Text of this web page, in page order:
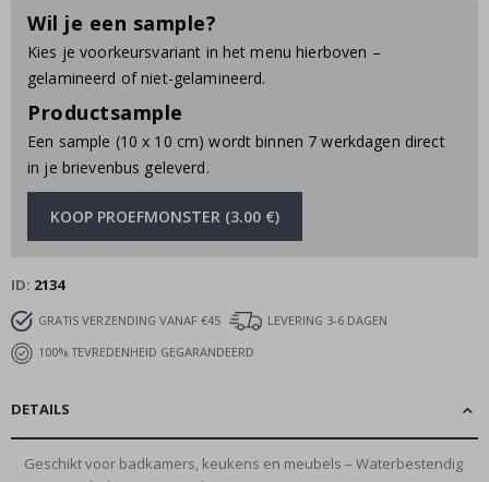
Wil je een sample?
Kies je voorkeursvariant in het menu hierboven –
gelamineerd of niet-gelamineerd.
Productsample
Een sample (10 x 10 cm) wordt binnen 7 werkdagen direct
in je brievenbus geleverd.
KOOP PROEFMONSTER (3.00 €)
ID 2134
GRATIS VERZENDING VANAF €45
LEVERING 3-6 DAGEN
100% TEVREDENHEID GEGARANDEERD
DETAILS
Geschikt voor badkamers, keukens en meubels – Waterbestendig